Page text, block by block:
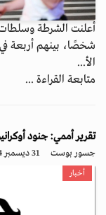
شخصًا، بينهم أربعة
الأ...
متابعة القراءة ...
تقرير أممي: جنود
جسور بوست 31 ديسمبر 2024 - 16:20
أخبار